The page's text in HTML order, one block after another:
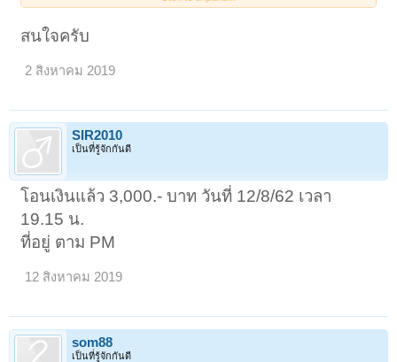
เอา หลวงปู่ทิม วัดละหารไร่
ระยอง
4854816
สนใจครับ
2 สิงหาคม 2019
SIR2010
เป็นที่รู้จักกันดี
โอนเงินแล้ว 3,000.- บาท วันที่ 12/8/62 เวลา
19.15 น.
ที่อยู่ ตาม PM
12 สิงหาคม 2019
som88
เป็นที่รู้จักกันดี